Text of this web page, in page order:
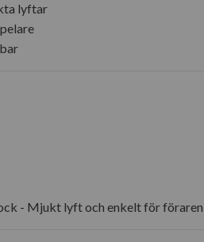
lyftar
- Mjukt lyft och enkelt för föraren